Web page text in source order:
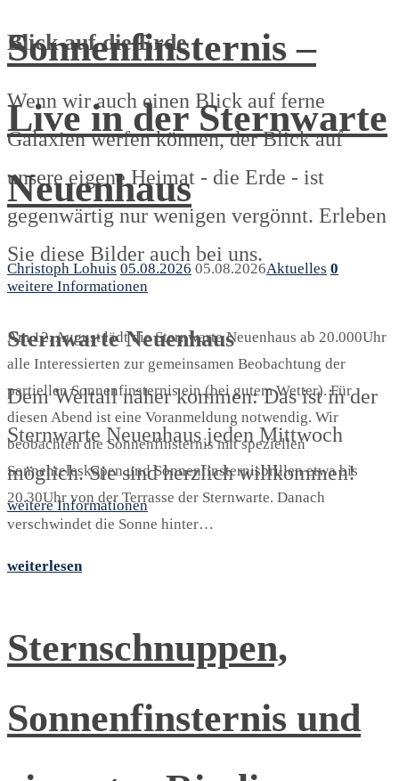
Blick auf die Erde
Wenn wir auch einen Blick auf ferne
Galaxien werfen können, der Blick auf
unsere eigene Heimat - die Erde - ist
gegenwärtig nur wenigen vergönnt. Erleben
Sie diese Bilder auch bei uns.
weitere Informationen
Sternwarte Neuenhaus
Dem Weltall näher kommen: Das ist in der
Sternwarte Neuenhaus jeden Mittwoch
möglich. Sie sind herzlich willkommen!
weitere Informationen
Sonnenfinsternis –
Live in der Sternwarte
Neuenhaus
Christoph Lohuis 05.08.2026 05.08.2026Aktuelles 0
Am 12. August lädt die Sternwarte Neuenhaus ab 20.000Uhr
alle Interessierten zur gemeinsamen Beobachtung der
partiellen Sonnenfinsternis ein (bei gutem Wetter). Für
diesen Abend ist eine Voranmeldung notwendig. Wir
beobachten die Sonnenfinsternis mit speziellen
Sonnenteleskopen und Sonnenfinsternisbrillen etwa bis
20.30Uhr von der Terrasse der Sternwarte. Danach
verschwindet die Sonne hinter…
weiterlesen
Sternschnuppen,
Sonnenfinsternis und